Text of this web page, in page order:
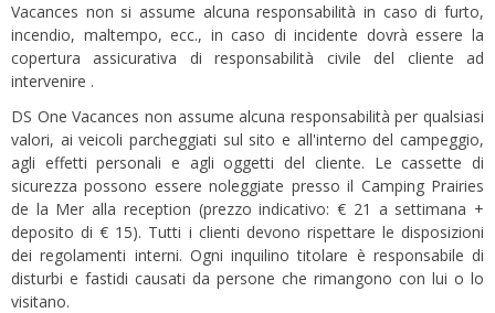
Vacances non si assume alcuna responsabilità in caso di furto,
incendio, maltempo, ecc., in caso di incidente dovrà essere la
copertura assicurativa di responsabilità civile del cliente ad
intervenire .
DS One Vacances non assume alcuna responsabilità per qualsiasi
valori, ai veicoli parcheggiati sul sito e all'interno del campeggio,
agli effetti personali e agli oggetti del cliente. Le cassette di
sicurezza possono essere noleggiate presso il Camping Prairies
de la Mer alla reception (prezzo indicativo: € 21 a settimana +
deposito di € 15). Tutti i clienti devono rispettare le disposizioni
dei regolamenti interni. Ogni inquilino titolare è responsabile di
disturbi e fastidi causati da persone che rimangono con lui o lo
visitano.